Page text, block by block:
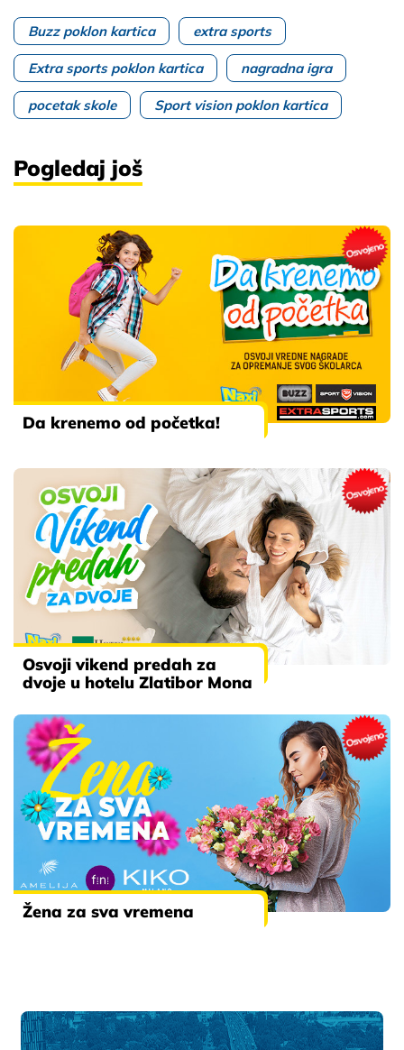
Buzz poklon kartica extra sports
Extra sports poklon kartica nagradna igra
pocetak skole Sport vision poklon kartica
Pogledaj još
Da krenemo od početka!
Osvoji vikend predah za
dvoje u hotelu Zlatibor Mona
Žena za sva vremena